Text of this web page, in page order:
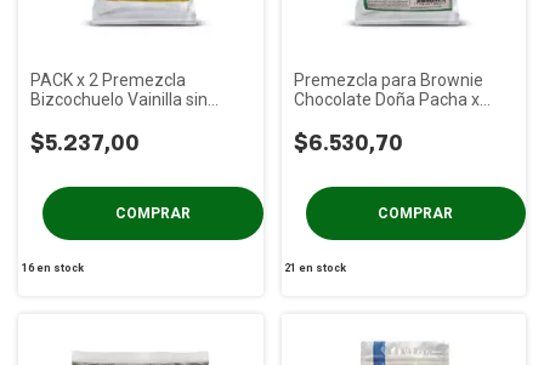
PACK x 2 Premezcla
Bizcochuelo Vainilla sin
$5.237,00
16en stock
Premezcla para Brownie
Chocolate Doña Pacha x
$6.530,70
21 en stock